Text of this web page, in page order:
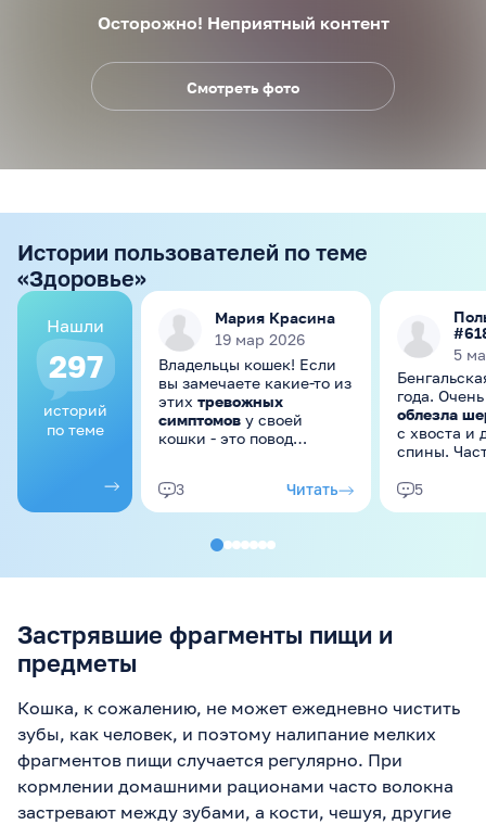
Осторожно! Неприятный контент
Смотреть фото
Истории пользователей по теме
«Здоровье»
Нашли
297
историй
по теме
Мария Красина
19 мар 2026
Владельцы кошек! Если
вы замечаете какие-то из
этих тревожных
симптомов у своей
кошки - это повод
список "от головы до
пят": ....
3 Читать
5
года.
облезла
с хвоста и др середины
спины.
зубами
5
Застрявшие фрагменты пищи и
предметы
Кошка, к сожалению, не может ежедневно чистить
зубы, как человек, и поэтому налипание мелких
фрагментов пищи случается регулярно. При
кормлении домашними рационами часто волокна
застревают между зубами, а кости, чешуя, другие